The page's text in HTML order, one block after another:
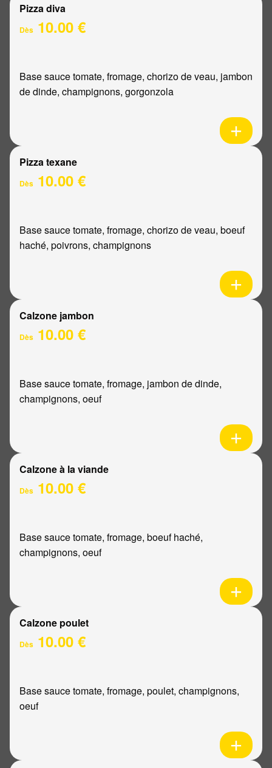
Pizza diva
Dès 10.00 €
Base sauce tomate, fromage, chorizo de veau, jambon
de dinde, champignons, gorgonzola
Pizza texane
Dès 10.00 €
Base sauce tomate, fromage, chorizo de veau, boeuf
haché, poivrons, champignons
Calzone jambon
Dès 10.00 €
Base sauce tomate, fromage, jambon de dinde,
champignons, oeuf
Calzone à la viande
Dès 10.00 €
Base sauce tomate, fromage, boeuf haché,
champignons, oeuf
Calzone poulet
Dès 10.00 €
Base sauce tomate, fromage, poulet, champignons,
oeuf